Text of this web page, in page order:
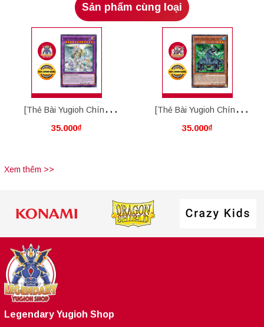
Sản phẩm cùng loại
[Thẻ Bài Yugioh Chính
Hãng] Ultimate Crystal
35.000₫
[Thẻ Bài Yugioh Chính
Hãng] Advanced Crystal
35.000₫
Xem thêm >>
Legendary Yugioh Shop